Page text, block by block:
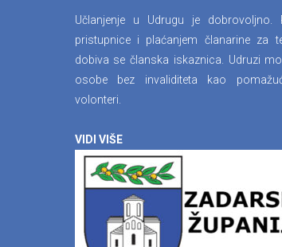
Učlanjenje u Udrugu je dobrovoljno.
pristupnice i plaćanjem članarine za
dobiva se članska iskaznica. Udruzi
osobe bez invaliditeta kao
volonteri.
VIDI VIŠE